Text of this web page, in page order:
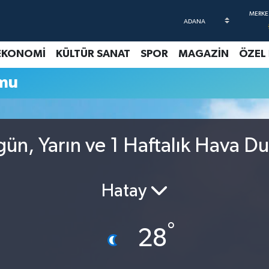
KÜLTÜR SANAT SPOR MAGAZİN ÖZEL
Yarın ve 1 Haftalık Hava
Hatay
28°